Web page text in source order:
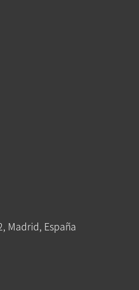
Madrid, España